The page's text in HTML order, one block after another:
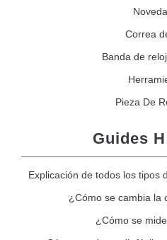
Correa
Banda de
Pieza De
Guides
Explicación de todos los tipos
¿Cómo se cambia la
¿Cómo se